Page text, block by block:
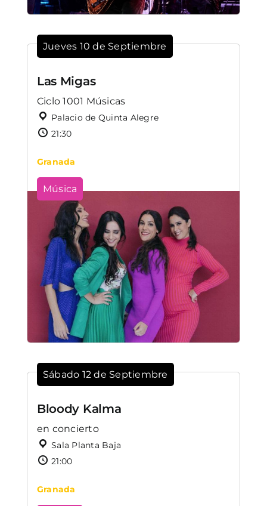
Jueves 10 de Septiembre
Las Migas
Ciclo 1001 Músicas
Palacio de Quinta Alegre
21:30
Granada
Música
Sábado 12 de Septiembre
Bloody Kalma
en concierto
Sala Planta Baja
21:00
Granada